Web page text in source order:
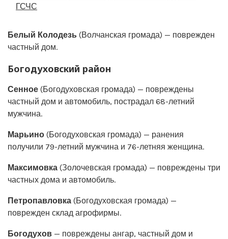
ГСЧС
Белый Колодезь (Волчанская громада) — поврежден
частный дом.
Богодуховский район
Сенное (Богодуховская громада) — повреждены
частный дом и автомобиль, пострадал 68-летний
мужчина.
Марьино (Богодуховская громада) — ранения
получили 79-летний мужчина и 76-летняя женщина.
Максимовка (Золочевская громада) — повреждены три
частных дома и автомобиль.
Петропавловка (Богодуховская громада) —
поврежден склад агрофирмы.
Богодухов — повреждены ангар, частный дом и